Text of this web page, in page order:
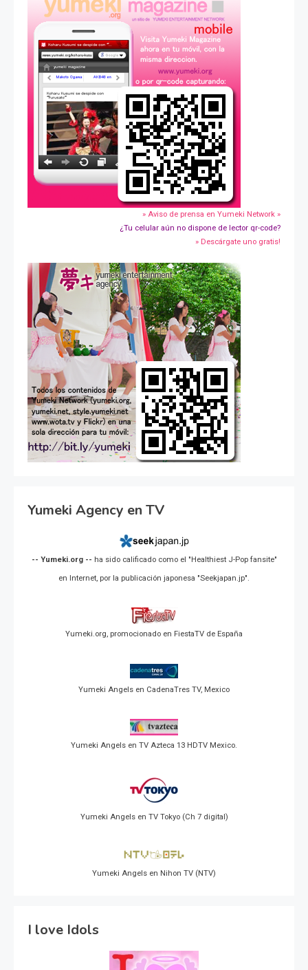
» Aviso de prensa en Yumeki Network »
¿Tu celular aún no dispone de lector qr-code?
» Descárgate uno gratis!
Yumeki Agency en TV
-- Yumeki.org -- ha sido calificado como el "Healthiest J-Pop fansite"
en Internet, por la publicación japonesa "Seekjapan.jp".
Yumeki.org, promocionado en FiestaTV de España
Yumeki Angels en CadenaTres TV, Mexico
Yumeki Angels en TV Azteca 13 HDTV Mexico.
Yumeki Angels en TV Tokyo (Ch 7 digital)
Yumeki Angels en Nihon TV (NTV)
I love Idols